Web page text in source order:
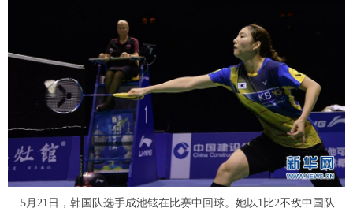
健康
金融 公益 军事
富媒体 摄影 新华广播
新华电视中文 新华电视英文 返回PC
5月21日，韩国队选手成池铉在比赛中回球。她以1比2不敌中国队